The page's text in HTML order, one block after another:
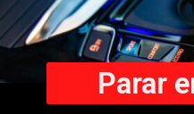
Parar